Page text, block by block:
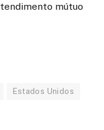
mútuo
Estados Unidos